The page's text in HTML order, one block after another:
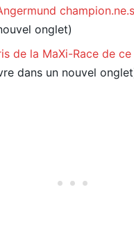
onglet)
de la MaXi-Race de
dans un nouvel